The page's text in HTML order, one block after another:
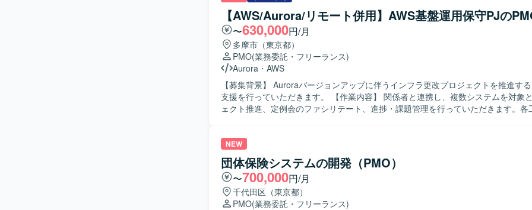
資料を踏まえた再要件整理を行っていただきます。また、課題管理表、ToDo管理
ール表など各種管理資料の整備・更新、ベンダー比較表・見積比較表の作成および
説明資料や会議アジェンダの作成支援を行っていただきます。開発ベンダーとの打
し、提案内容および見積内容のレビューや論点整理を行いながら、社内関係者との
サポートしていただきます。 【求める人物像】 発注者側の立場を理解しつつ、主体的にプロジ
ェクトを前に進めていただける方を求めております。業務フローやシステム構成を
チアップし、抜け漏れのない要件整理や論点整理ができる方、ステークホルダーと
ケーションを円滑に行い、社内調整や経営層向け説明をリードいただける方が望ま
また、資料作成や課題管理などの実務を厭わず、細やかなタスク管理を継続的に行
迎いたします。 【ポジションの魅力】 構想段階から参画し、要件定義・ベンダー選定といった
ます。ECと業務システム・基幹システムとの連携を含むプロジェクトであるため
システム理解の両面でスキルアップが可能です。また、社内説明資料や比較資料の
て、経営層向けのプレゼンテーションや意思決定支援の経験も積んでいただけます。 【開
境】 Backlogなどのタスク管理サービスを活用しながら、各種管理表や資料の作成
ていただく想定です。詳細なシステム環境については、ベンダー選定後に確定して
す。
【AWS/Aurora/リモート併用】AWS基盤運用保守PJの
〜630,000円/月
多摩市（東京都）
PMO(業務委託・フリーランス)
Aurora ・ AWS
【募集背景】 Auroraバージョンアップに伴うインフラ更改プロジェクトを推進す
支援を行っていただきます。 【作業内容】 関係者と連携し、複数システムを対象としたプロジ
ェクト推進、定例会のファシリテート、進捗・課題管理を行っていただきます。各
当していただきます。 【求める人物像】 関係者と円滑に連携し、課題や遅延に対して周囲を巻
き込みながら対応を検討・フォローできる方を求めています。 【ポジションの魅力】 既存メン
バーの支援を受けながら、PMOおよびプロジェクト推進のスキルを伸ばしていた
【開発環境】 AWS、Aurora、Redmine、Excel、PowerPointを使用します。
NEW
団体保険システムの開発（PMO）
〜700,000円/月
千代田区（東京都）
PMO(業務委託・フリーランス)